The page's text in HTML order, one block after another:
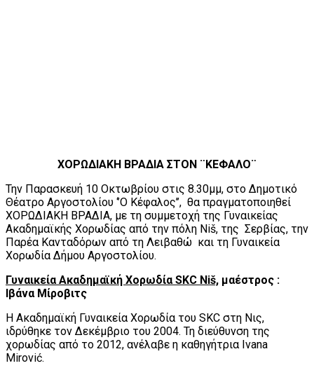
ΧΟΡΩΔΙΑΚΗ ΒΡΑΔΙΑ ΣΤΟΝ ¨ΚΕΦΑΛΟ¨
Την Παρασκευή 10 Οκτωβρίου στις 8.30μμ, στο Δημοτικό
Θέατρο Αργοστολίου ‘’Ο Κέφαλος’’, θα πραγματοποιηθεί
ΧΟΡΩΔΙΑΚΗ ΒΡΑΔΙΑ, με τη συμμετοχή της Γυναικείας
Ακαδημαϊκής Χορωδίας από την πόλη Niš, της Σερβίας, την
Παρέα Κανταδόρων από τη Λειβαθώ και τη Γυναικεία
Χορωδία Δήμου Αργοστολίου.
Γυναικεία Ακαδημαϊκή Χορωδία SKC Niš, μαέστρος :
Ιβάνα Μίροβιτς
Η Ακαδημαϊκή Γυναικεία Χορωδία του SKC στη Νις,
ιδρύθηκε τον Δεκέμβριο του 2004. Τη διεύθυνση της
χορωδίας από το 2012, ανέλαβε η ​​καθηγήτρια Ivana
Mirović.